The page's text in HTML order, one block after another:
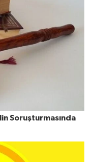
Soruşturmasında